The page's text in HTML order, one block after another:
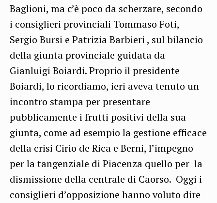
Baglioni, ma c’è poco da scherzare, secondo
i consiglieri provinciali Tommaso Foti,
Sergio Bursi e Patrizia Barbieri , sul bilancio
della giunta provinciale guidata da
Gianluigi Boiardi. Proprio il presidente
Boiardi, lo ricordiamo, ieri aveva tenuto un
incontro stampa per presentare
pubblicamente i frutti positivi della sua
giunta, come ad esempio la gestione efficace
della crisi Cirio de Rica e Berni, l’impegno
per la tangenziale di Piacenza quello per la
dismissione della centrale di Caorso. Oggi i
consiglieri d’opposizione hanno voluto dire